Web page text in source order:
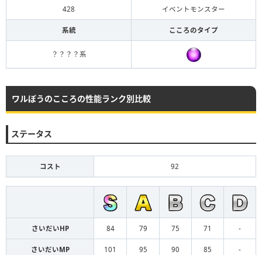
428 イベントモンスター
系統 こころのタイプ
？？？？系
ワルぼうのこころの性能ランク別比較
ステータス
コスト 92
さいだいHP 84 79 75 71 -
さいだいMP 101 95 90 85 -